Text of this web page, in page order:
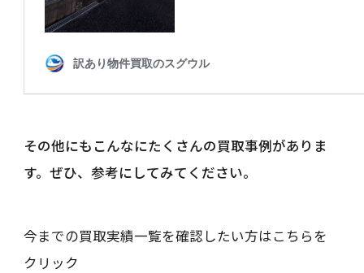
その他にもこんなにたくさんの買取事例がありま
す。ぜひ、参考にしてみてください。
今までの買取実績一覧を確認したい方はこちらを
クリック